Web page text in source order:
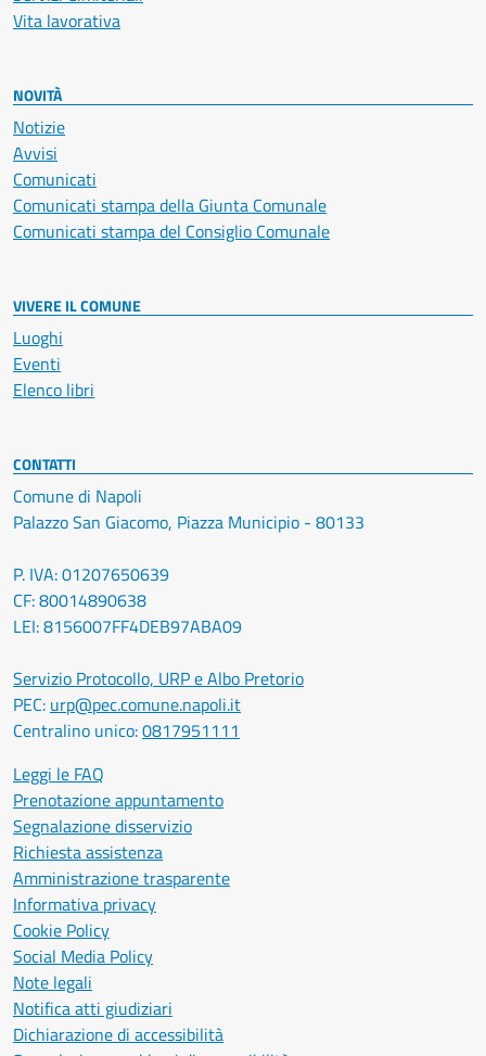
Vita lavorativa
NOVITÀ
Notizie
Avvisi
Comunicati
Comunicati stampa della Giunta Comunale
Comunicati stampa del Consiglio Comunale
VIVERE IL COMUNE
Luoghi
Eventi
Elenco libri
CONTATTI
Comune di Napoli
Palazzo San Giacomo, Piazza Municipio - 80133
P. IVA: 01207650639
CF: 80014890638
LEI: 8156007FF4DEB97ABA09
Servizio Protocollo, URP e Albo Pretorio
PEC: urp@pec.comune.napoli.it
Centralino unico:0817951111
Leggi le FAQ
Prenotazione appuntamento
Segnalazione disservizio
Richiesta assistenza
Amministrazione trasparente
Informativa privacy
Cookie Policy
Social Media Policy
Note legali
Notifica atti giudiziari
Dichiarazione di accessibilità